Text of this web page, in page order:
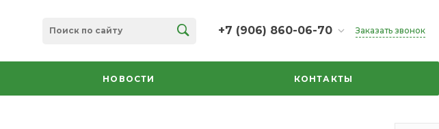
+7 (906) 860-06-70
+7 (906) 860-06-70
г. Челябинск, ТК Кольцо,
секция 35
Заказать звонок
НОВОСТИ КОНТАКТЫ